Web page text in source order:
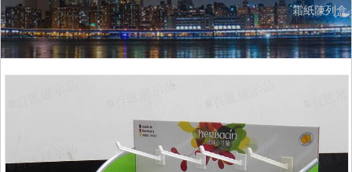
霜紙陳列盒